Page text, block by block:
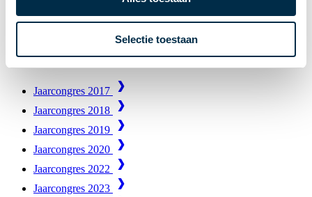
Selectie toestaan
Direct naar zijbalk
Congressen
Jaarcongres 2017
Jaarcongres 2018
Jaarcongres 2019
Jaarcongres 2020
Jaarcongres 2022
Jaarcongres 2023